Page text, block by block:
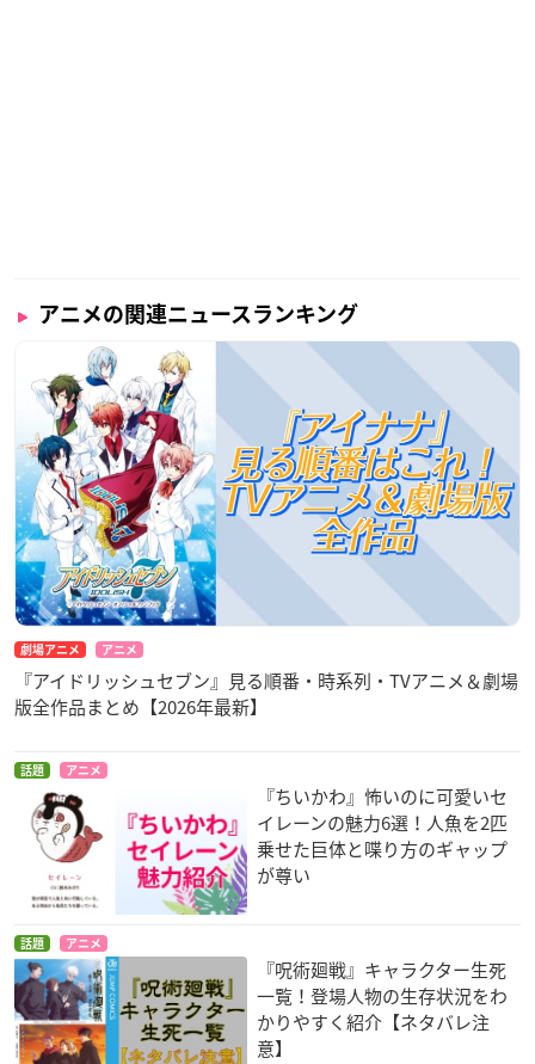
アニメの関連ニュースランキング
劇場アニメ アニメ
『アイドリッシュセブン』見る順番・時系列・TVアニメ＆劇場
版全作品まとめ【2026年最新】
話題 アニメ
『ちいかわ』怖いのに可愛いセ
イレーンの魅力6選！人魚を2匹
乗せた巨体と喋り方のギャップ
が尊い
話題 アニメ
『呪術廻戦』キャラクター生死
一覧！登場人物の生存状況をわ
かりやすく紹介【ネタバレ注
意】